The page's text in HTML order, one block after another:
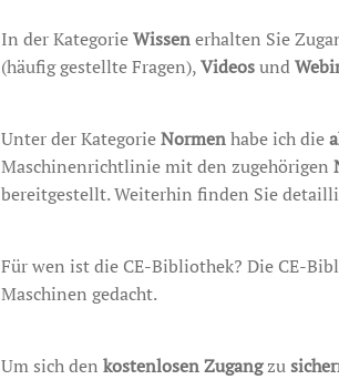
In der KategorieWissenerhalten Sie
(häufig gestellte Fragen),Videosund
Unter der KategorieNormenhabe ich die
Maschinenrichtlinie mit den zugehörigen
bereitgestellt. Weiterhin finden Sie
Für wen ist die CE-Bibliothek? Die CE-
Maschinen gedacht.
Um sich den kostenlosen Zugangzu